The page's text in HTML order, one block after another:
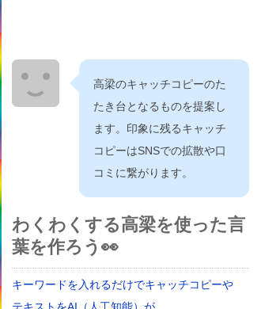
高梁のキャッチコピーのた
たき台となるものを提案し
ます。印象に残るキャッチ
コピーはSNSでの拡散や口
コミに繋がります。
わくわくする高梁を使った言
葉を作ろう👀
キーワードを入れるだけでキャッチコピーや
テキストをAI（人工知能）が